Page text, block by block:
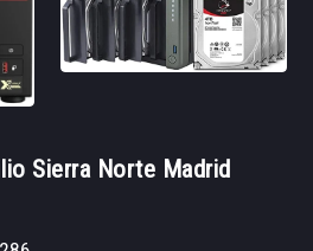
Sierra Norte Madrid